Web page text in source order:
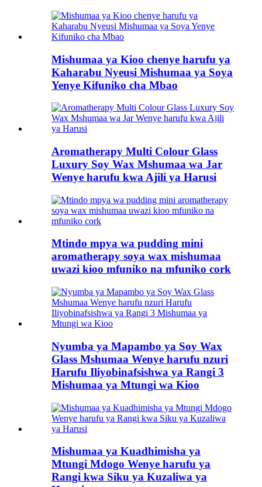
Mishumaa ya Kioo chenye harufu ya
Kaharabu Nyeusi Mishumaa ya Soya
Yenye Kifuniko cha Mbao
Aromatherapy Multi Colour Glass
Luxury Soy Wax Mshumaa wa Jar
Wenye harufu kwa Ajili ya Harusi
Mtindo mpya wa pudding mini
aromatherapy soya wax mishumaa
uwazi kioo mfuniko na mfuniko cork
Nyumba ya Mapambo ya Soy Wax
Glass Mshumaa Wenye harufu nzuri
Harufu Iliyobinafsishwa ya Rangi 3
Mishumaa ya Mtungi wa Kioo
Mishumaa ya Kuadhimisha ya
Mtungi Mdogo Wenye harufu ya
Rangi kwa Siku ya Kuzaliwa ya